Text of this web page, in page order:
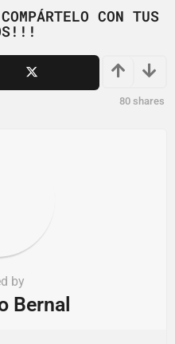
CON TUS
80 shares
by
Bernal